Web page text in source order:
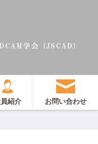
紹介 お問い合わせ